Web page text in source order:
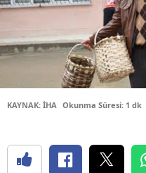
KAYNAK: İHA Okunma Süresi: 1 dk